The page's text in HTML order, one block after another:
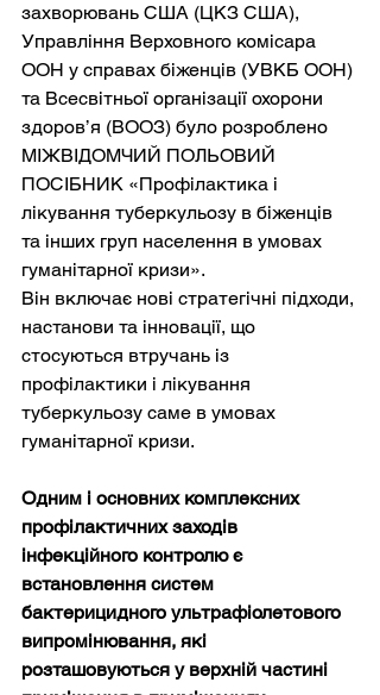
захворювань США (ЦКЗ США),
Управління Верховного комісара
ООН у справах біженців (УВКБ ООН)
та Всесвітньої організації охорони
здоров’я (ВООЗ) було розроблено
МІЖВІДОМЧИЙ ПОЛЬОВИЙ
ПОСІБНИК «Профілактика і
лікування туберкульозу в біженців
та інших груп населення в умовах
гуманітарної кризи».
Він включає нові стратегічні підходи,
настанови та інновації, що
стосуються втручань із
профілактики і лікування
туберкульозу саме в умовах
гуманітарної кризи.
Одним і основних комплексних
профілактичних заходів
інфекційного контролю є
встановлення систем
бактерицидного ультрафіолетового
випромінювання, які
розташовуються у верхній частині